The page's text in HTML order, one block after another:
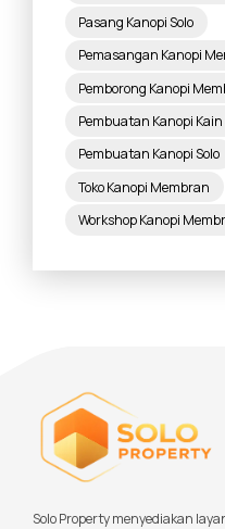
Pasang Kanopi Solo
Pemasangan Kanopi
Pemborong Kanopi
Pembuatan Kanopi Kain
Pembuatan Kanopi Solo
Toko Kanopi Membran
Workshop Kanopi
Solo Property menyediakan